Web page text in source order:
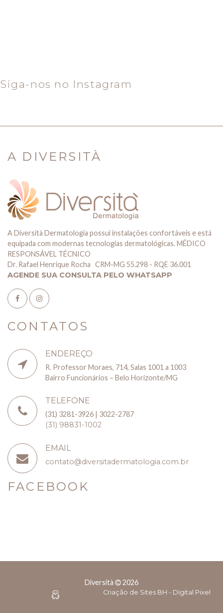
Siga-nos no Instagram
A DIVERSITÀ
A Diversità Dermatologia possui instalações confortáveis e está
equipada com modernas tecnologias dermatológicas. MÉDICO
RESPONSÁVEL TÉCNICO
Dr. Rafael Henrique Rocha CRM-MG 55.298 - RQE 36.001
AGENDE SUA CONSULTA PELO WHATSAPP
CONTATOS
ENDEREÇO
R. Professor Moraes, 714, Salas 1001 a 1003
Bairro Funcionários – Belo Horizonte/MG
TELEFONE
(31) 3281-3926 | 3022-2787
(31) 98831-1002
EMAIL
contato@diversitadermatologia.com.br
FACEBOOK
Diversità 2026
Criação de Sites BH - Digital Pixel